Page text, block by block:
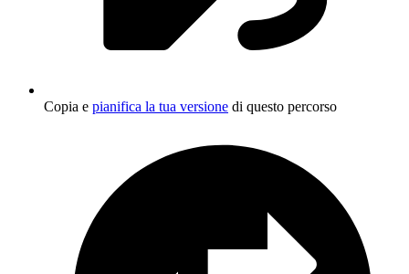
Copia e pianifica la tua versione di questo percorso